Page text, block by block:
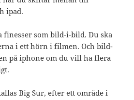
ipad.
finesser som bild-i-bild. Du ska
i ett hörn i filmen. Och bild-
på iphone om du vill ha flera
Big Sur, efter ett område i